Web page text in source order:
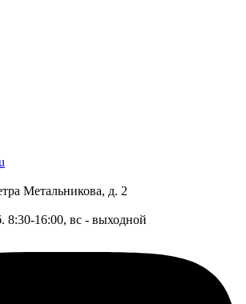
Метальникова, д. 2
8:30-16:00, вс - выходной